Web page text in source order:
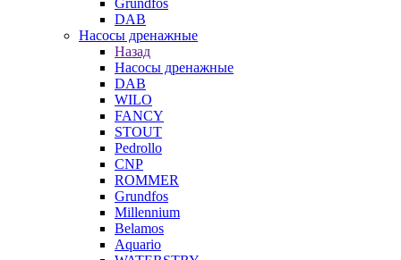
Grundfos
DAB
Насосы дренажные
Назад
Насосы дренажные
DAB
WILO
FANCY
STOUT
Pedrollo
CNP
ROMMER
Grundfos
Millennium
Belamos
Aquario